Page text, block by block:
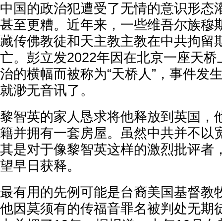
中国的政治犯遭受了无情的意识形态
甚至更糟。近年来，一些维吾尔族穆
藏传佛教徒和天主教主教在中共拘留
亡。彭立发2022年因在北京一座天
治的横幅而被称为“天桥人”，事件发
就渺无音讯了。
黎智英的家人恳求将他释放到英国，
籍并拥有一套房屋。虽然中共并不以
其是对于像黎智英这样的激烈批评者
望早日获释。
最有用的先例可能是台裔美国基督教
他因莫须有的传福音罪名被判处无期